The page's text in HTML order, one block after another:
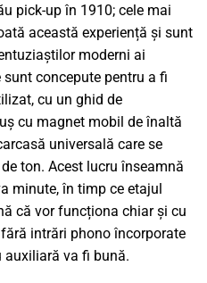
pick-up în 1910; cele mai
această experiență și sunt
moderni ai
concepute pentru a fi
cu un ghid de
cu magnet mobil de înaltă
universală care se
ton. Acest lucru înseamnă
minute, în timp ce etajul
că vor funcționa chiar și cu
intrări phono încorporate
auxiliară va fi bună.